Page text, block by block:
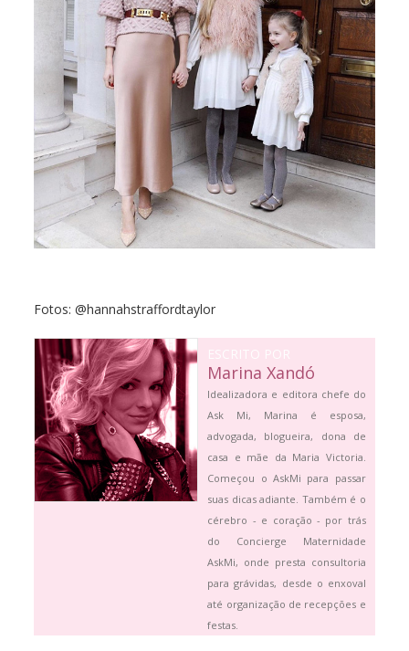
Fotos: @hannahstraffordtaylor
ESCRITO POR
Marina Xandó
Idealizadora e editora chefe do
Ask Mi, Marina é esposa,
advogada, blogueira, dona de
casa e mãe da Maria Victoria.
Começou o AskMi para passar
suas dicas adiante. Também é o
cérebro - e coração - por trás
do Concierge Maternidade
AskMi, onde presta consultoria
para grávidas, desde o enxoval
até organização de recepções e
festas.